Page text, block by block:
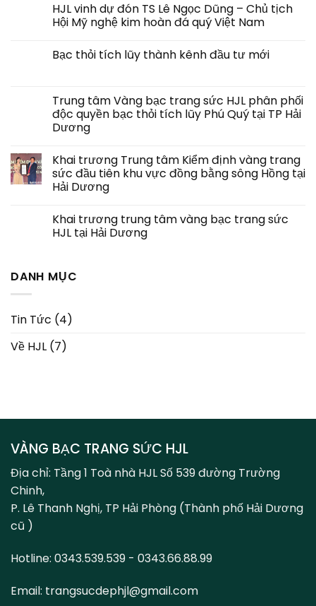
HJL vinh dự đón TS Lê Ngọc Dũng – Chủ tịch
Hội Mỹ nghệ kim hoàn đá quý Việt Nam
Bạc thỏi tích lũy thành kênh đầu tư mới
Trung tâm Vàng bạc trang sức HJL phân phối
độc quyền bạc thỏi tích lũy Phú Quý tại TP Hải
Dương
Khai trương Trung tâm Kiểm định vàng trang
sức đầu tiên khu vực đồng bằng sông Hồng tại
Hải Dương
Khai trương trung tâm vàng bạc trang sức
HJL tại Hải Dương
DANH MỤC
Tin Tức (4)
Về HJL (7)
VÀNG BẠC TRANG SỨC HJL
Địa chỉ: Tầng 1 Toà nhà HJL Số 539 đường Trường
Chinh,
P. Lê Thanh Nghị, TP Hải Phòng (Thành phố Hải Dương
cũ )
Hotline: 0343.539.539 - 0343.66.88.99
Email: trangsucdephjl@gmail.com